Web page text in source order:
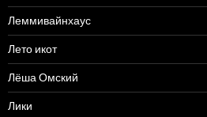
Леммивайнхаус
Лето икот
Лёша Омский
Лики